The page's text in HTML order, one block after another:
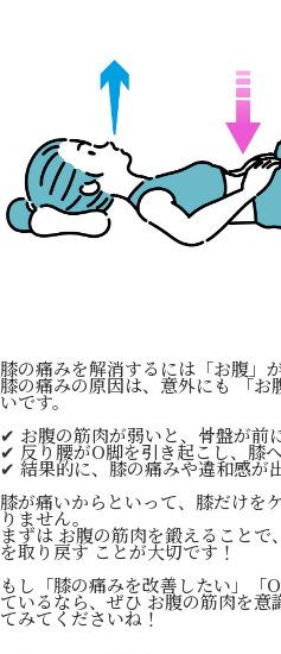
膝の痛みを解消するには「お腹」
膝の痛みの原因は、意外にも 「
いです。
✔ お腹の筋肉が弱いと、骨盤が前
✔ 反り腰がO脚を引き起こし、膝
✔ 結果的に、膝の痛みや違和感が
膝が痛いからといって、膝だけを
りません。
まずは お腹の筋肉を鍛えること
を取り戻す ことが大切です！
もし「膝の痛みを改善したい」「
ているなら、ぜひ お腹の筋肉を
てみてくださいね！